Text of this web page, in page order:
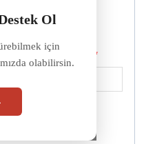
Ol
için
olabilirsin.